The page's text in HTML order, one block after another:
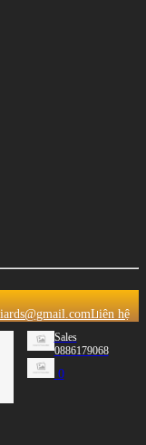
Liên hệ
Sales
0886179068
0